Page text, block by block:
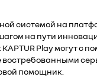
системой на
на пути
Play могут с
помощник.